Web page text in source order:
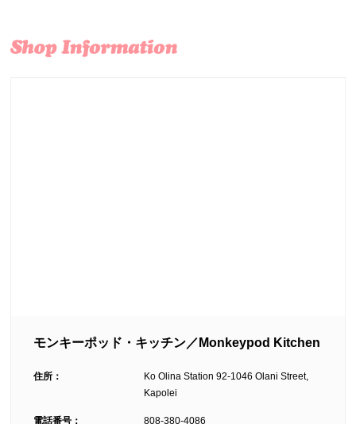
モンキーポッド・キッチン／Monkeypod Kitchen
住所：
Ko Olina Station 92-1046 Olani Street,
Kapolei
電話番号： 808-380-4086